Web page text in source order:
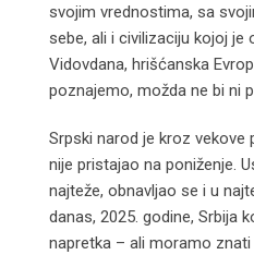
svojim vrednostima, sa
sebe, ali i civilizaciju kojoj je
Vidovdana, hrišćanska
poznajemo, možda ne bi ni
Srpski narod je kroz vekove
nije pristajao na poniženje.
najteže, obnavljao se i u
danas, 2025. godine, Srbija
napretka – ali moramo